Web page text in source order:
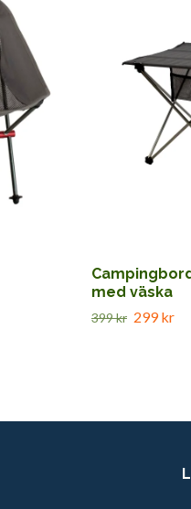
med väska
399 kr 299 kr